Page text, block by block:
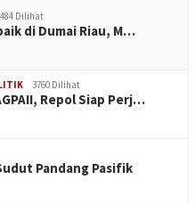
Dilihat
di Dumai Riau, M…
3760 Dilihat
Repol Siap Perj…
Pandang Pasifik